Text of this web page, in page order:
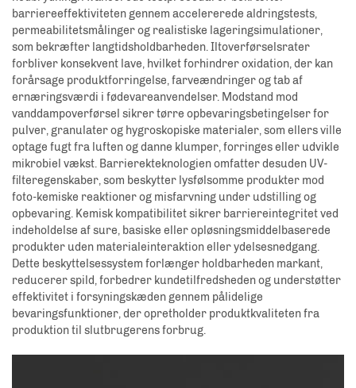
barriereeffektiviteten gennem accelererede aldringstests,
permeabilitetsmålinger og realistiske lageringsimulationer,
som bekræfter langtidsholdbarheden. Iltoverførselsrater
forbliver konsekvent lave, hvilket forhindrer oxidation, der kan
forårsage produktforringelse, farveændringer og tab af
ernæringsværdi i fødevareanvendelser. Modstand mod
vanddampoverførsel sikrer tørre opbevaringsbetingelser for
pulver, granulater og hygroskopiske materialer, som ellers ville
optage fugt fra luften og danne klumper, forringes eller udvikle
mikrobiel vækst. Barrierekteknologien omfatter desuden UV-
filteregenskaber, som beskytter lysfølsomme produkter mod
foto-kemiske reaktioner og misfarvning under udstilling og
opbevaring. Kemisk kompatibilitet sikrer barriereintegritet ved
indeholdelse af sure, basiske eller opløsningsmiddelbaserede
produkter uden materialeinteraktion eller ydelsesnedgang.
Dette beskyttelsessystem forlænger holdbarheden markant,
reducerer spild, forbedrer kundetilfredsheden og understøtter
effektivitet i forsyningskæden gennem pålidelige
bevaringsfunktioner, der opretholder produktkvaliteten fra
produktion til slutbrugerens forbrug.